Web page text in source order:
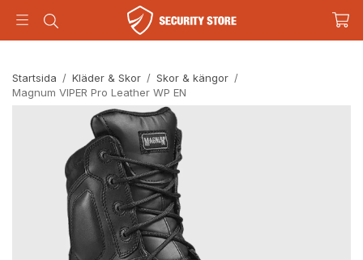
Startsida / Kläder & Skor / Skor & kängor /
Magnum VIPER Pro Leather WP EN